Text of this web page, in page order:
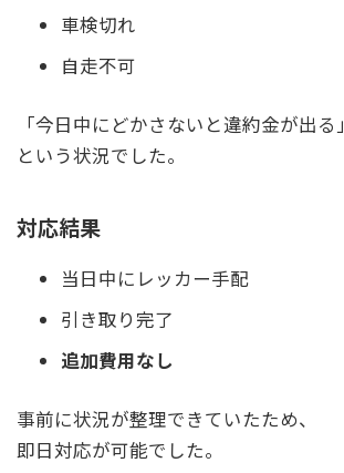
車検切れ
自走不可
「今日中にどかさないと違約金が出る」
という状況でした。
対応結果
当日中にレッカー手配
引き取り完了
追加費用なし
事前に状況が整理できていたため、
即日対応が可能でした。